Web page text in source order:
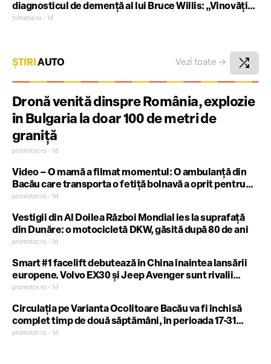
diagnosticul de demență al lui Bruce Willis: „Vinovăția
este ceva ce port mereu cu mine”
tvmania.ro • 1d
ȘTIRI AUTO Vezi toate → shuffle
Dronă venită dinspre România, explozie
în Bulgaria la doar 100 de metri de
graniță
promotor.ro • 1d
Video – O mamă a filmat momentul: O ambulanță din
Bacău care transporta o fetiță bolnavă a oprit pentru
legume și pepeni
promotor.ro • 1d
Vestigii din Al Doilea Război Mondial ies la suprafață
din Dunăre: o motocicletă DKW, găsită după 80 de ani
promotor.ro • 1d
Smart #1 facelift debutează în China înaintea lansării
europene. Volvo EX30 și Jeep Avenger sunt rivalii
direcți
promotor.ro • 1d
Circulația pe Varianta Ocolitoare Bacău va fi închisă
complet timp de două săptămâni, în perioada 17-31
august 2026
promotor.ro • 1d